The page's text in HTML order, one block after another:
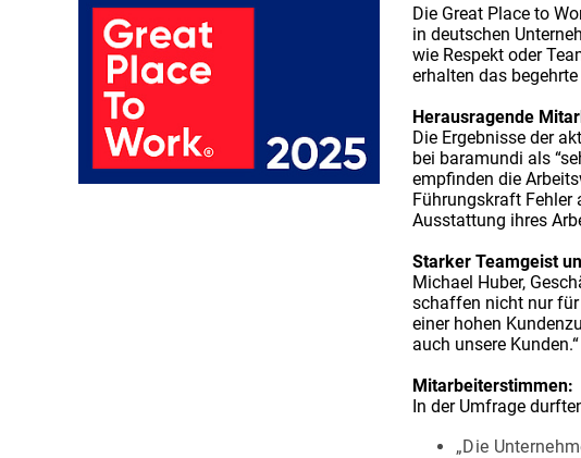
Die Great Place to
in deutschen
wie Respekt oder
erhalten das
Herausragende
Die Ergebnisse der
bei baramundi als
empfinden die
Führungskraft Fehler
Ausstattung ihres
Starker Teamgeist
Michael Huber,
schaffen nicht nur für
einer hohen
auch unsere Kunden.“
Mitarbeiterstimmen:
In der Umfrage
„Die